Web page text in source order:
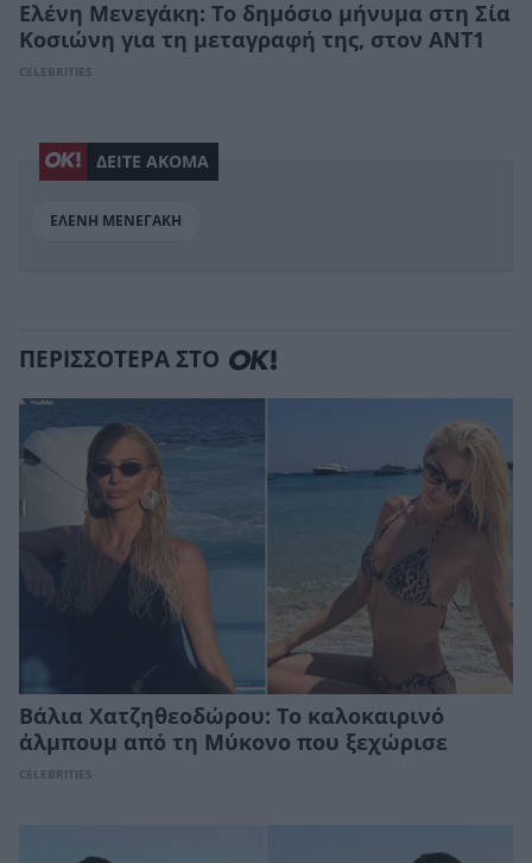
Ελένη Μενεγάκη: Το δημόσιο μήνυμα στη Σία
Κοσιώνη για τη μεταγραφή της, στον ANT1
CELEBRITIES
ΔΕΙΤΕ ΑΚΟΜΑ
ΕΛΕΝΗ ΜΕΝΕΓΑΚΗ
ΠΕΡΙΣΣΟΤΕΡΑ ΣΤΟ
Βάλια Χατζηθεοδώρου: Το καλοκαιρινό
άλμπουμ από τη Μύκονο που ξεχώρισε
CELEBRITIES